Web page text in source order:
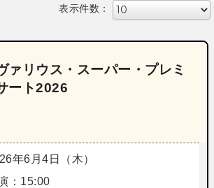
表示件数：
ァリウス・スーパー・プレミ
ート2026
年6月4日（木）
：15:00